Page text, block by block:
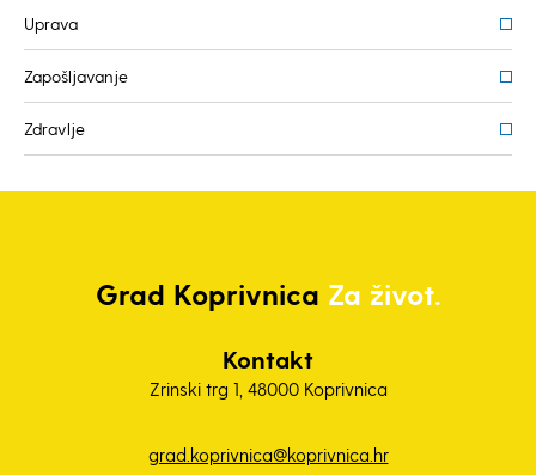
Uprava
Zapošljavanje
Zdravlje
Grad Koprivnica Za život.
Kontakt
Zrinski trg 1, 48000 Koprivnica
grad.koprivnica@koprivnica.hr